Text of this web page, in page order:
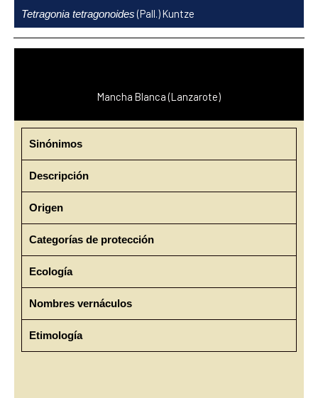
contenido
Tetragonia tetragonoides (Pall.) Kuntze
Mancha Blanca (Lanzarote)
Sinónimos
Descripción
Origen
Categorías de protección
Ecología
Nombres vernáculos
Etimología